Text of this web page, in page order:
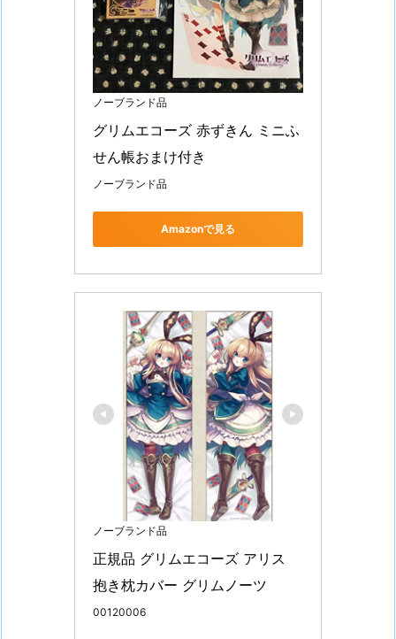
ノーブランド品
グリムエコーズ 赤ずきん ミニふ
せん帳おまけ付き
ノーブランド品
Amazonで見る
ノーブランド品
正規品 グリムエコーズ アリス
抱き枕カバー グリムノーツ
00120006